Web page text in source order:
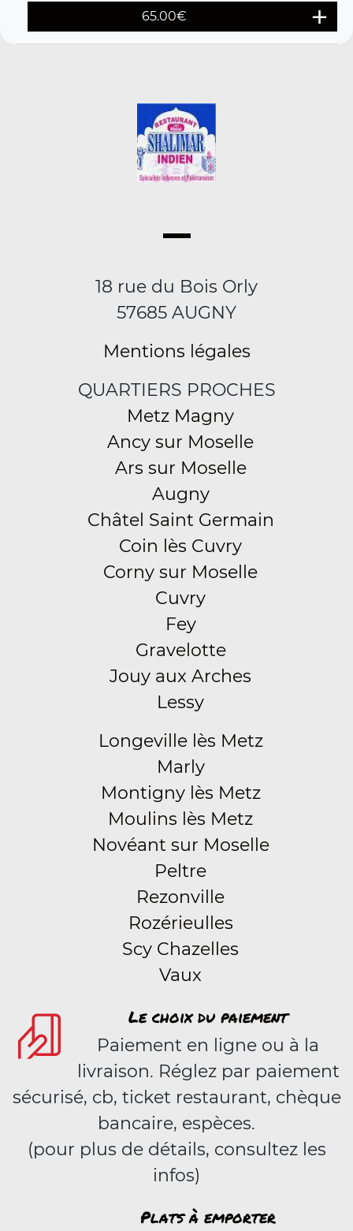
65.00€
18 rue du Bois Orly
57685 AUGNY
Mentions légales
QUARTIERS PROCHES
Metz Magny
Ancy sur Moselle
Ars sur Moselle
Augny
Châtel Saint Germain
Coin lès Cuvry
Corny sur Moselle
Cuvry
Fey
Gravelotte
Jouy aux Arches
Lessy
Longeville lès Metz
Marly
Montigny lès Metz
Moulins lès Metz
Novéant sur Moselle
Peltre
Rezonville
Rozérieulles
Scy Chazelles
Vaux
Le choix du paiement
Paiement en ligne ou à la
livraison. Réglez par paiement
sécurisé, cb, ticket restaurant, chèque
bancaire, espèces.
(pour plus de détails, consultez les
infos)
Plats à emporter